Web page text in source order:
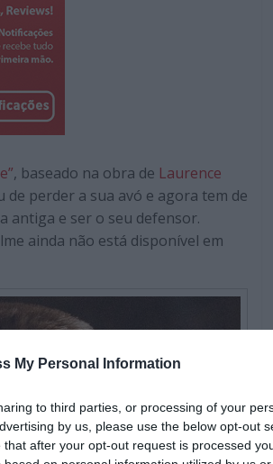
My Personal Information
to third parties, or processing of your
by us, please use the below opt-out
after your opt-out request is processed
, baseado na obra de Laurence
perder a sua avó e agora tem de
antiga e ser o seu defensor.
ainda não está disponível em